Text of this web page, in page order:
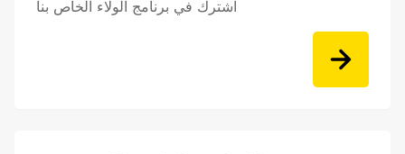
اشترك في برنامج الولاء الخاص بنا